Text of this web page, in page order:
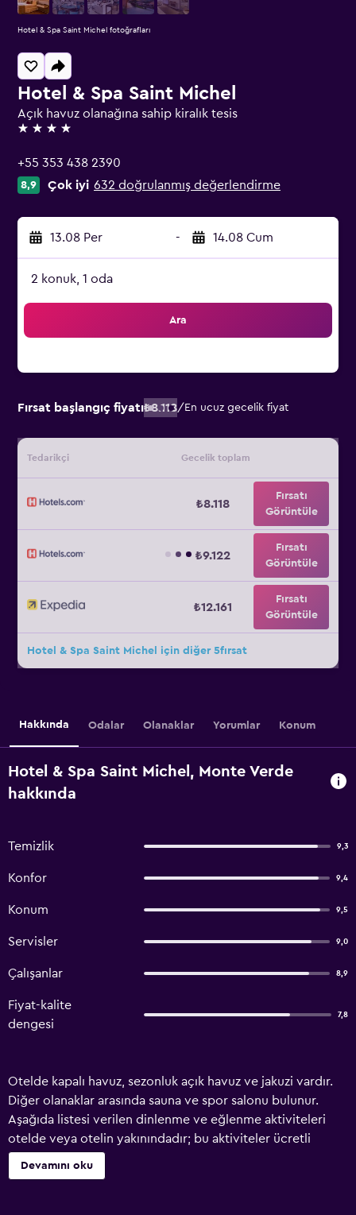
Hotel & Spa Saint Michel
Açık havuz olanağına sahip kiralık tesis
4 yıldız
+55 353 438 2390
8,9 Çok iyi 632 doğrulanmış değerlendirme
13.08 Per - 14.08 Cum
2 konuk, 1 oda
Ara
Fırsat başlangıç fiyatı₺8.118/ En ucuz gecelik fiyat
Tedarikçi Gecelik toplam
₺8.118
Fırsatı
Görüntüle
₺9.122
Fırsatı
Görüntüle
₺12.161
Fırsatı
Görüntüle
Hotel & Spa Saint Michel için diğer 5fırsat
Hotel & Spa Saint Michel fotoğrafları
Hakkında Odalar Olanaklar Yorumlar Konum
Hotel & Spa Saint Michel, Monte Verde
hakkında
Temizlik 9,3
Konfor 9,4
Konum 9,5
Servisler 9,0
Çalışanlar 8,9
Fiyat-kalite
dengesi
7,8
Otelde kapalı havuz, sezonluk açık havuz ve jakuzi vardır.
Diğer olanaklar arasında sauna ve spor salonu bulunur.
Aşağıda listesi verilen dinlenme ve eğlenme aktiviteleri
otelde veya otelin yakınındadır; bu aktiviteler ücretli
olabilir.
Devamını oku